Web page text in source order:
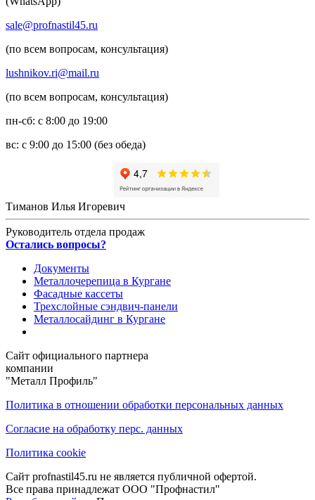
sale@profnastil45.ru
(по всем вопросам, консультация)
lushnikov.ri@mail.ru
(по всем вопросам, консультация)
пн-сб: с 8:00 до 19:00
вс: с 9:00 до 15:00 (без обеда)
Тиманов Илья Игоревич
Руководитель отдела продаж
Остались вопросы?
Документы
Металлочерепица в Кургане
Фасадные кассеты
Трехслойные сэндвич-панели
Металлосайдинг в Кургане
Сайт официального партнера
компании
"Металл Профиль"
Политика в отношении обработки персональных данных
Согласие на обработку перс. данных
Политика cookie
Сайт profnastil45.ru не является публичной офертой.
Все права принадлежат ООО "Профнастил"